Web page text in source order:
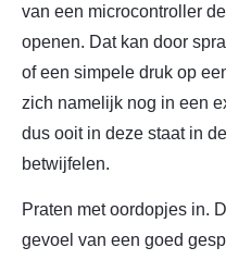
van een microcontroller
openen. Dat kan door
of een simpele druk op
zich namelijk nog in een
dus ooit in deze staat in
betwijfelen.
Praten met oordopjes in.
gevoel van een goed